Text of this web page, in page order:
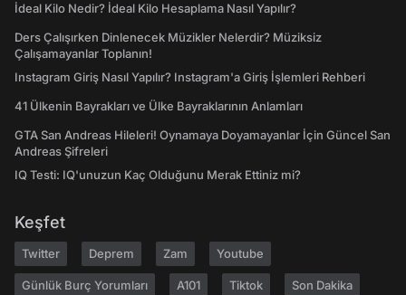
İdeal Kilo Nedir? İdeal Kilo Hesaplama Nasıl Yapılır?
Ders Çalışırken Dinlenecek Müzikler Nelerdir? Müziksiz
Çalışamayanlar Toplanın!
Instagram Giriş Nasıl Yapılır? Instagram'a Giriş İşlemleri Rehberi
41 Ülkenin Bayrakları ve Ülke Bayraklarının Anlamları
GTA San Andreas Hileleri! Oynamaya Doyamayanlar İçin Güncel San
Andreas Şifreleri
IQ Testi: IQ'unuzun Kaç Olduğunu Merak Ettiniz mi?
Keşfet
Twitter Deprem Zam Youtube
Günlük Burç Yorumları A101 Tiktok Son Dakika